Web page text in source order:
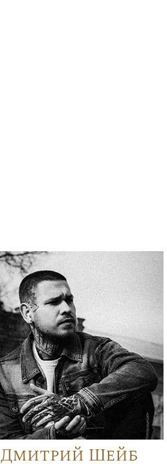
Дмитрий Шейб